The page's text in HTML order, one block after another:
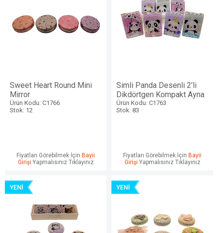
Sweet Heart Round Mini
Mirror
Ürün Kodu: C1766
Stok: 12
Fiyatları Görebilmek İçin Bayii
Girişi Yapmalısınız Tıklayınız
Simli Panda Desenli 2’li
Dikdörtgen Kompakt Ayna
Ürün Kodu: C1763
Stok: 83
Fiyatları Görebilmek İçin Bayii
Girişi Yapmalısınız Tıklayınız